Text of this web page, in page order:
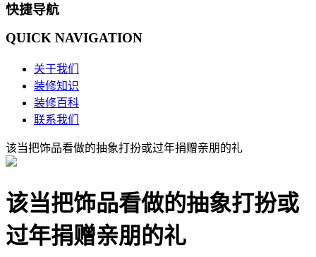
快捷导航
QUICK NAVIGATION
关于我们
装修知识
装修百科
联系我们
该当把饰品看做的抽象打扮或过年捐赠亲朋的礼
该当把饰品看做的抽象打扮或
过年捐赠亲朋的礼